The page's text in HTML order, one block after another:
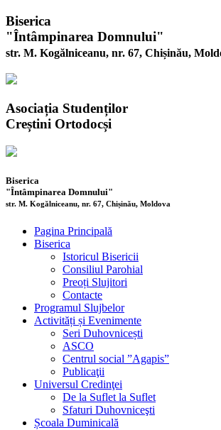
Biserica
"Întâmpinarea Domnului"
str. M. Kogălniceanu, nr. 67, Chișinău,
Asociația Studenților
Creștini Ortodocși
Biserica
"Întâmpinarea Domnului"
str. M. Kogălniceanu, nr. 67, Chișinău, Moldova
Pagina Principală
Biserica
Istoricul Bisericii
Consiliul Parohial
Preoți Slujitori
Contacte
Programul Slujbelor
Activități și Evenimente
Seri Duhovnicești
ASCO
Centrul social ”Agapis”
Publicaţii
Universul Credinţei
De la Suflet la Suflet
Sfaturi Duhovniceşti
Școala Duminicală